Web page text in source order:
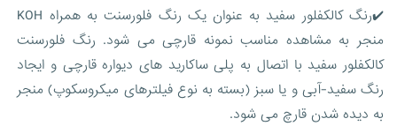
✔️رنگ کالکفلور سفید به عنوان یک رنگ فلورسنت به همراه KOH
منجر به مشاهده مناسب نمونه قارچی می شود. رنگ فلورسنت
کالکفلور سفید با اتصال به پلی ساکارید های دیواره قارچی و ایجاد
رنگ سفید-آبی و یا سبز (بسته به نوع فیلترهای میکروسکوپ) منجر
به دیده شدن قارچ می شود.